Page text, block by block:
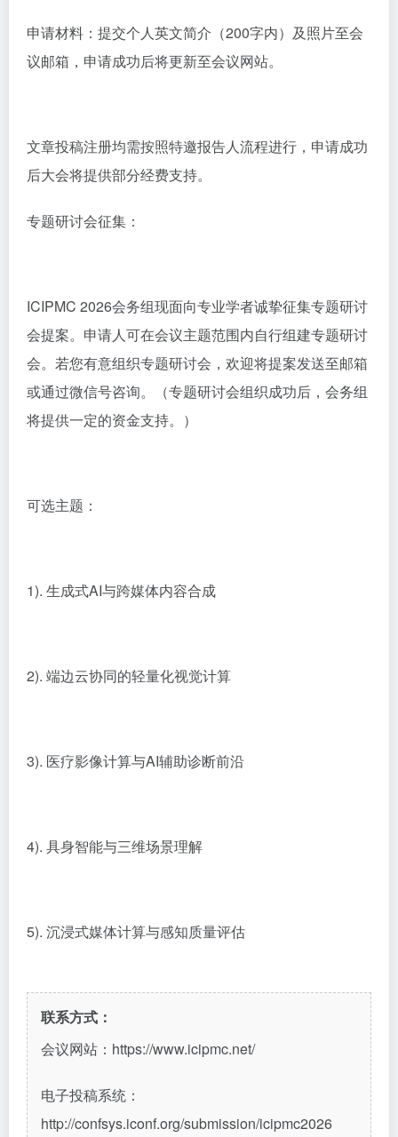
申请材料：提交个人英文简介（200字内）及照片至会
议邮箱，申请成功后将更新至会议网站。
文章投稿注册均需按照特邀报告人流程进行，申请成功
后大会将提供部分经费支持。
专题研讨会征集：
ICIPMC 2026会务组现面向专业学者诚挚征集专题研讨
会提案。申请人可在会议主题范围内自行组建专题研讨
会。若您有意组织专题研讨会，欢迎将提案发送至邮箱
或通过微信号咨询。（专题研讨会组织成功后，会务组
将提供一定的资金支持。）
可选主题：
1). 生成式AI与跨媒体内容合成
2). 端边云协同的轻量化视觉计算
3). 医疗影像计算与AI辅助诊断前沿
4). 具身智能与三维场景理解
5). 沉浸式媒体计算与感知质量评估
联系方式：
会议网站：https://www.icipmc.net/
电子投稿系统：
http://confsys.iconf.org/submission/icipmc2026